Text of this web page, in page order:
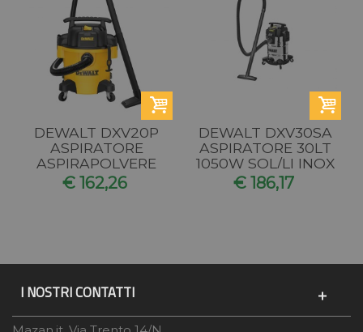
DEWALT DXV20P
ASPIRATORE
ASPIRAPOLVERE
ASPIRATUTTO
20LT 1050W...
€ 162,26
DEWALT DXV30SA
ASPIRATORE 30LT
1050W SOL/LI INOX
€ 186,17
I NOSTRI CONTATTI